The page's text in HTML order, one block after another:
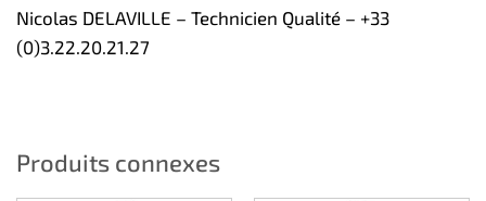
Nicolas DELAVILLE – Technicien Qualité – +33
(0)3.22.20.21.27
Produits connexes